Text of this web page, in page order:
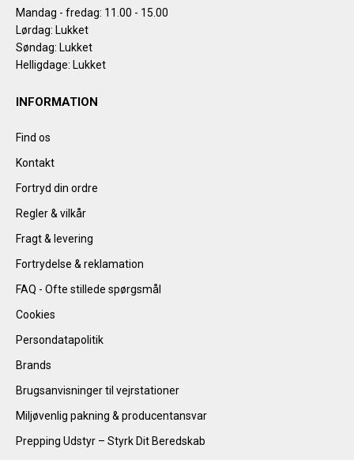
Mandag - fredag: 11.00 - 15.00
Lørdag: Lukket
Søndag: Lukket
Helligdage: Lukket
INFORMATION
Find os
Kontakt
Fortryd din ordre
Regler & vilkår
Fragt & levering
Fortrydelse & reklamation
FAQ - Ofte stillede spørgsmål
Cookies
Persondatapolitik
Brands
Brugsanvisninger til vejrstationer
Miljøvenlig pakning & producentansvar
Prepping Udstyr – Styrk Dit Beredskab